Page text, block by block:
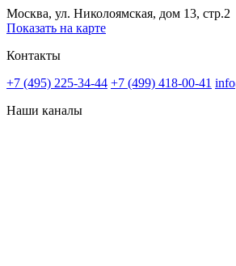
Москва, ул. Николоямская, дом 13, стр.2
Показать на карте
Контакты
+7 (495) 225-34-44 +7 (499) 418-00-41
Наши каналы